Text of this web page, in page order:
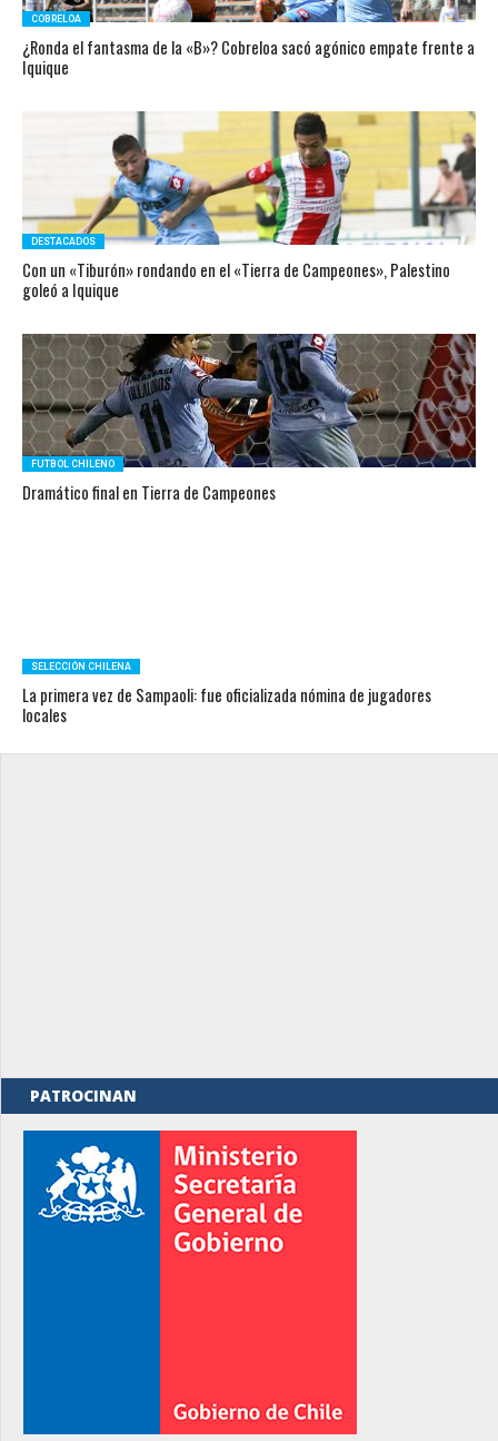
COBRELOA
¿Ronda el fantasma de la «B»? Cobreloa sacó agónico empate frente a
Iquique
DESTACADOS
Con un «Tiburón» rondando en el «Tierra de Campeones», Palestino
goleó a Iquique
FUTBOL CHILENO
Dramático final en Tierra de Campeones
SELECCIÓN CHILENA
La primera vez de Sampaoli: fue oficializada nómina de jugadores
locales
PATROCINAN